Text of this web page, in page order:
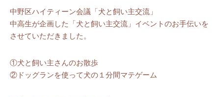
中野区ハイティーン会議「犬と飼い主交流」
中高生が企画した「犬と飼い主交流」イベントのお手伝いを
させていただきました。
①犬と飼い主さんのお散歩
②ドッグランを使って犬の１分間マテゲーム